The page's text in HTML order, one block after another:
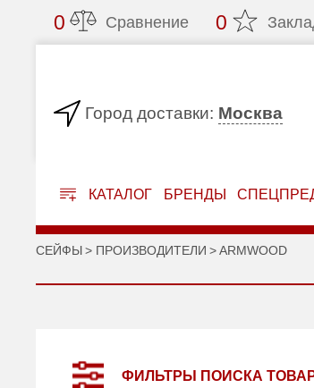
0 Сравнение 0
Город доставки: Москва
КАТАЛОГ БРЕНДЫ
СЕЙФЫ ПРОИЗВОДИТЕЛИ ARMWOOD
ФИЛЬТРЫ ПОИСКА